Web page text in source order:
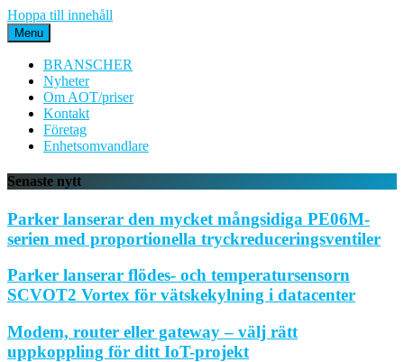
Hoppa till innehåll
Menu
BRANSCHER
Nyheter
Om AOT/priser
Kontakt
Företag
Enhetsomvandlare
Senaste nytt
Parker lanserar den mycket mångsidiga PE06M-
serien med proportionella tryckreduceringsventiler
Parker lanserar flödes- och temperatursensorn
SCVOT2 Vortex för vätskekylning i datacenter
Modem, router eller gateway – välj rätt
uppkoppling för ditt IoT-projekt